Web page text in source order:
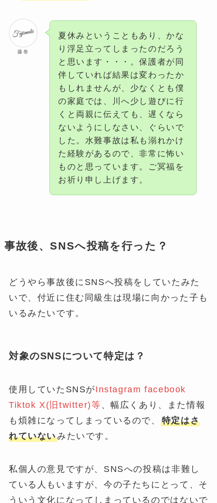
藤巻
夏休みということもあり、かな
り浮足立ってしまったのだろう
と思います・・・。保護者が同
伴していれば結果は変わったか
もしれませんが、少なくとも僕
の家庭では、川へ少し遊びに行
くと両親に伝えても、遅くなら
ないようにしなさい、ぐらいで
した。水難事故は私も溺れかけ
た経験があるので、非常に怖い
ものと思っています。ご冥福を
お祈り申し上げます。
事故後、SNSへ投稿を行った？
どうやら事故後にSNSへ投稿をしていたみた
いで、付近に住む同級生は現場に向かった子も
いるみたいです。
対象のSNSについて特定は？
使用していたSNSがInstagram facebook
Tiktok X(旧twitter)等 、幅広くあり、また情報
も煩雑になってしまっているので、 特定はさ
れていないみたいです。
私個人の意見ですが、SNSへの投稿は非難し
ている人もいますが、今の子たちにとって、そ
ういう文化になってしまっているのではないで